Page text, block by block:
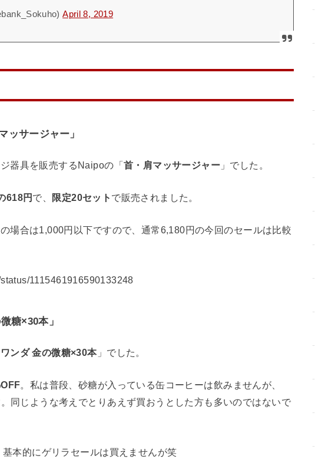
April 8, 2019
ッサージャー」
器具を販売するNaipoの「首・肩マッサージャー 」でした。
618円 で、 限定20セット で販売されました。
場合は1,000円以下ですので、通常6,180円の今回のセールは比較
1115461916590133248
糖×30本」
ワンダ 金の微糖×30本」でした。
。私は普段、砂糖が入っている缶コーヒーは飲みませんが、
同じような考えでとりあえず買おうとした方も多いのではないで
本的にゲリラセールは買えませんが笑